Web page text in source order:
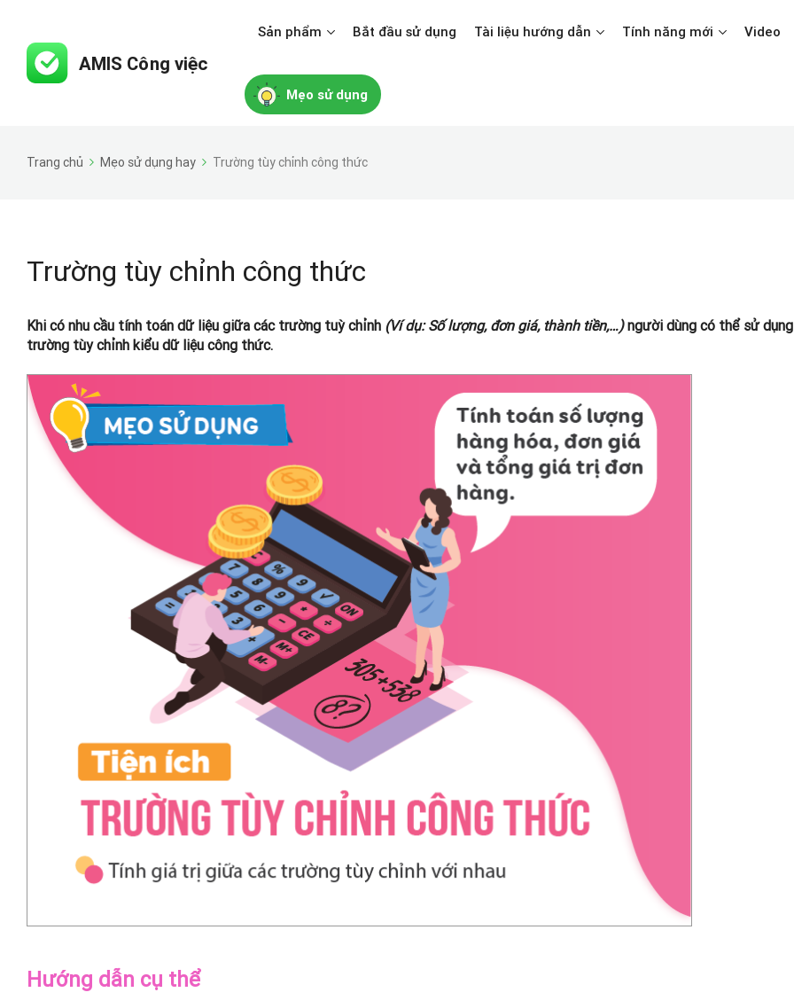
Sản phẩm Bắt đầu sử dụng Tài liệu hướng dẫn Tính năng mới Video
Mẹo sử dụng
Trang chủ Mẹo sử dụng hay Trường tùy chỉnh công thức
Trường tùy chỉnh công thức
Khi có nhu cầu tính toán dữ liệu giữa các trường tuỳ chỉnh (Ví dụ: Số lượng, đơn giá, thành tiền,…)người dùng có thể sử dụng
trường tùy chỉnh kiểu dữ liệu công thức.
Hướng dẫn cụ thể